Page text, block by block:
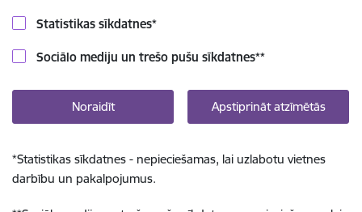
Statistikas sīkdatnes*
Sociālo mediju un trešo pušu sīkdatnes**
Noraidīt Apstiprināt atzīmētās
*Statistikas sīkdatnes - nepieciešamas, lai uzlabotu vietnes
darbību un pakalpojumus.